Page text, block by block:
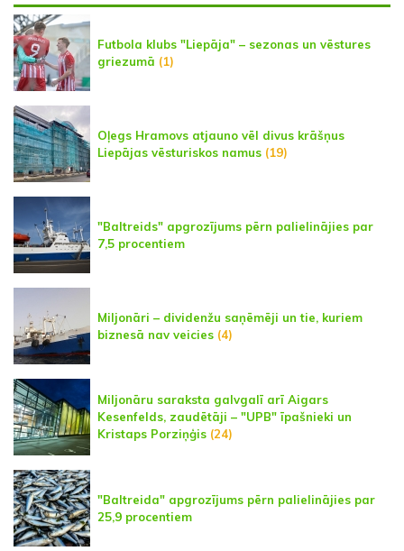
Futbola klubs "Liepāja" – sezonas un vēstures
griezumā (1)
Oļegs Hramovs atjauno vēl divus krāšņus
Liepājas vēsturiskos namus (19)
"Baltreids" apgrozījums pērn palielinājies par
7,5 procentiem
Miljonāri – dividenžu saņēmēji un tie, kuriem
biznesā nav veicies (4)
Miljonāru saraksta galvgalī arī Aigars
Kesenfelds, zaudētāji – "UPB" īpašnieki un
Kristaps Porziņģis (24)
"Baltreida" apgrozījums pērn palielinājies par
25,9 procentiem